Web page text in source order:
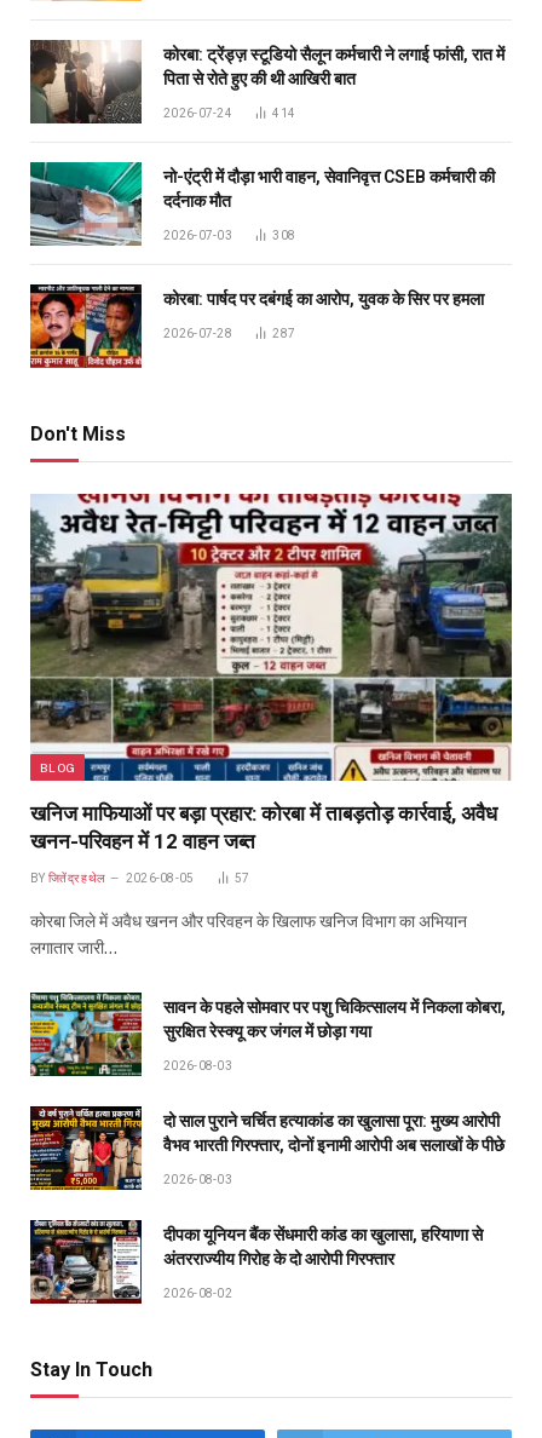
कोरबा: ट्रेंड्ज़ स्टूडियो सैलून कर्मचारी ने लगाई फांसी, रात में
पिता से रोते हुए की थी आखिरी बात
2026-07-24 414
नो-एंट्री में दौड़ा भारी वाहन, सेवानिवृत्त CSEB कर्मचारी की
दर्दनाक मौत
2026-07-03 308
कोरबा: पार्षद पर दबंगई का आरोप, युवक के सिर पर हमला
2026-07-28 287
Don't Miss
BLOG
खनिज माफियाओं पर बड़ा प्रहार: कोरबा में ताबड़तोड़ कार्रवाई, अवैध
खनन-परिवहन में 12 वाहन जब्त
BY जितेंद्र हथेल 2026-08-05 57
कोरबा जिले में अवैध खनन और परिवहन के खिलाफ खनिज विभाग का अभियान
लगातार जारी…
सावन के पहले सोमवार पर पशु चिकित्सालय में निकला कोबरा,
सुरक्षित रेस्क्यू कर जंगल में छोड़ा गया
2026-08-03
दो साल पुराने चर्चित हत्याकांड का खुलासा पूरा: मुख्य आरोपी
वैभव भारती गिरफ्तार, दोनों इनामी आरोपी अब सलाखों के पीछे
2026-08-03
दीपका यूनियन बैंक सेंधमारी कांड का खुलासा, हरियाणा से
अंतरराज्यीय गिरोह के दो आरोपी गिरफ्तार
2026-08-02
Stay In Touch